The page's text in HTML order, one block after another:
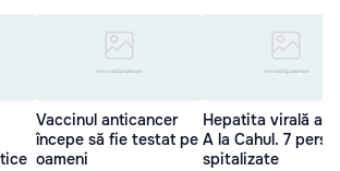
Vaccinul anticancer
începe să fie testat pe
oameni
Hepatita virală
A la Cahul. 7
spitalizate